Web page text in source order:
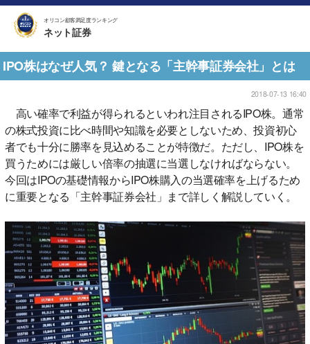
オリコン顧客満足度ランキング
ネット証券
IPO株はなぜ人気？ 鍵となる「主幹事証券会社」とは
2018-07-13 16:40
高い確率で利益が得られるといわれ注目されるIPO株。通常
の株式投資に比べ時間や知識を必要としないため、投資初心
者でも十分に勝率を見込めることが特徴だ。ただし、IPO株を
買うためには厳しい倍率の抽選に当選しなければならない。
今回はIPOの基礎情報からIPO株購入の当選確率を上げるため
に重要となる「主幹事証券会社」まで詳しく解説していく。